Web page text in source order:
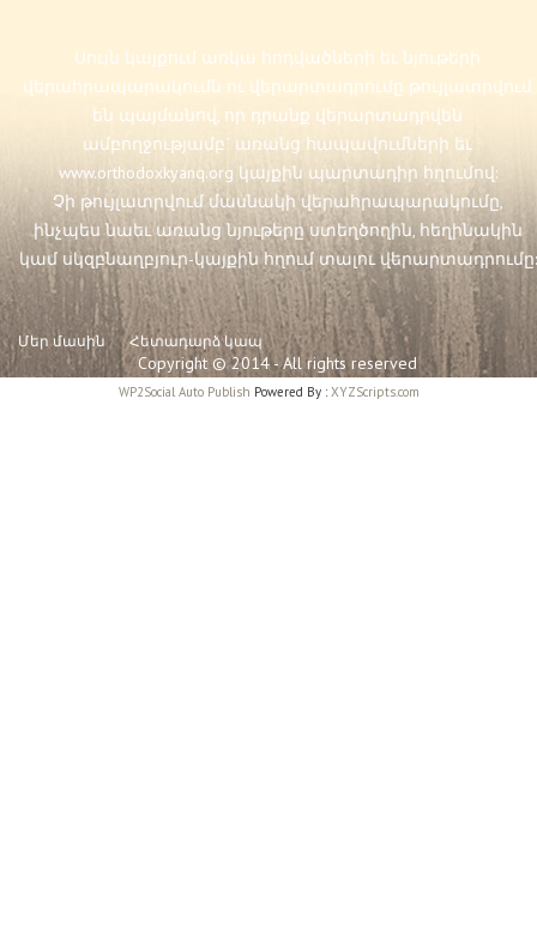
Սույն կայքում առկա հոդվածների եւ նյութերի
վերահրապարակումն ու վերարտադրումը թույլատրվում
են պայմանով, որ դրանք վերարտադրվեն
ամբողջությամբ` առանց հապավումների եւ
www.orthodoxkyanq.org կայքին պարտադիր հղումով:
Չի թույլատրվում մասնակի վերահրապարակումը,
ինչպես նաեւ առանց նյութերը ստեղծողին, հեղինակին
կամ սկզբնաղբյուր-կայքին հղում տալու վերարտադրումը:
Մեր մասին Հետադարձ կապ
Copyright © 2014 - All rights reserved
WP2Social Auto Publish Powered By :XYZScripts.com